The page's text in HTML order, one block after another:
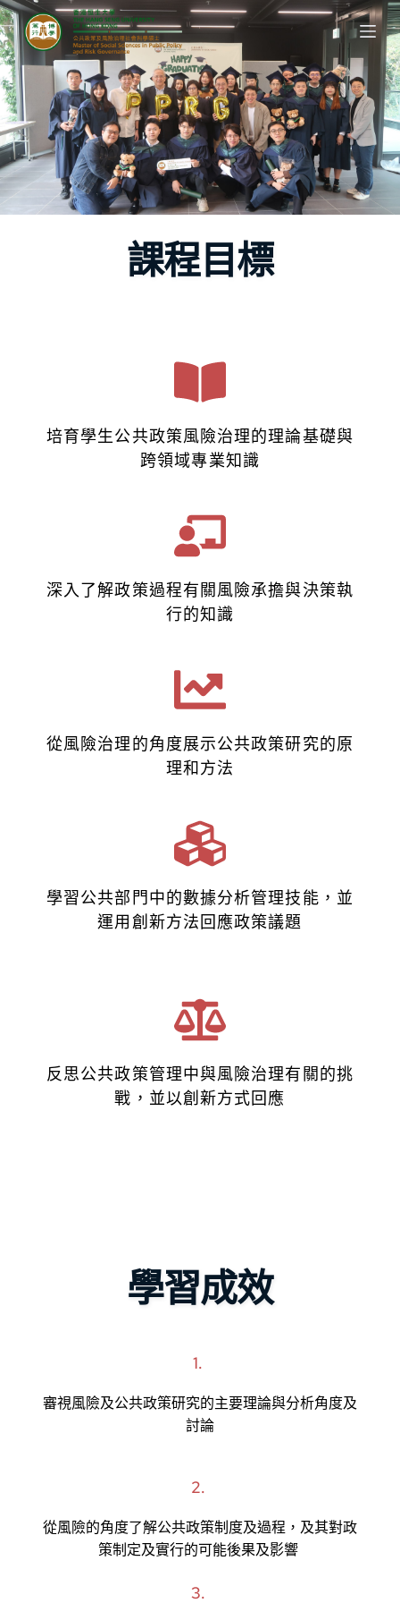
S
k
i
p
o
c
o
課程目標
培育學生公共政策風險治理的理論基礎與
跨領域專業知識
深入了解政策過程有關風險承擔與決策執
行的知識
從風險治理的角度展示公共政策研究的原
理和方法
學習公共部門中的數據分析管理技能，並
運用創新方法回應政策議題
反思公共政策管理中與風險治理有關的挑
戰，並以創新方式回應
學習成效
1.
審視風險及公共政策研究的主要理論與分析角度及
討論
2.
從風險的角度了解公共政策制度及過程，及其對政
策制定及實行的可能後果及影響
3.